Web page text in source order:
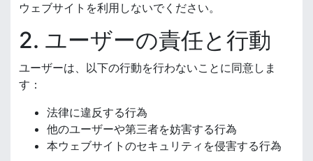
ウェブサイトを利用しないでください。
2. ユーザーの責任と行動
ユーザーは、以下の行動を行わないことに同意しま
す：
法律に違反する行為
他のユーザーや第三者を妨害する行為
本ウェブサイトのセキュリティを侵害する行為